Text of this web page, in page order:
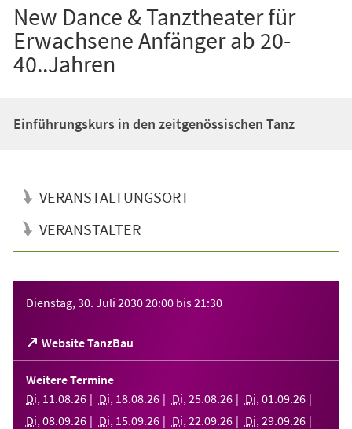
New Dance & Tanztheater für
Erwachsene Anfänger ab 20-
40..Jahren
Einführungskurs in den zeitgenössischen Tanz
VERANSTALTUNGSORT
VERANSTALTER
Dienstag, 30. Juli 203020:00 bis21:30
Website TanzBau
(Öffnet
in
einem
neuen
Tab)
Weitere Termine
Di, 11 .08.26 Di, 18.08.26 Di, 25.08.26 Di, 01 .09.26
Di, 08.09.26 Di, 15.09.26 Di, 22.09.26 Di, 29.09.26